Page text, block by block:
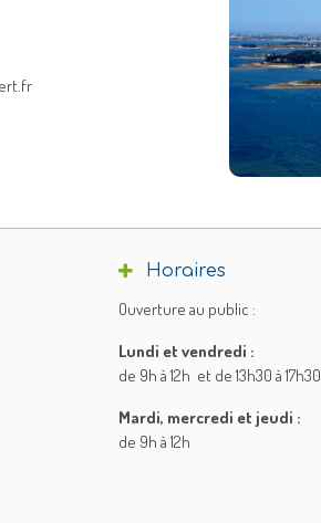
Horaires
Ouverture au public :
Lundi et vendredi :
de 9h à 12h et de 13h30 à 17h30
Mardi, mercredi et jeudi :
de 9h à 12h